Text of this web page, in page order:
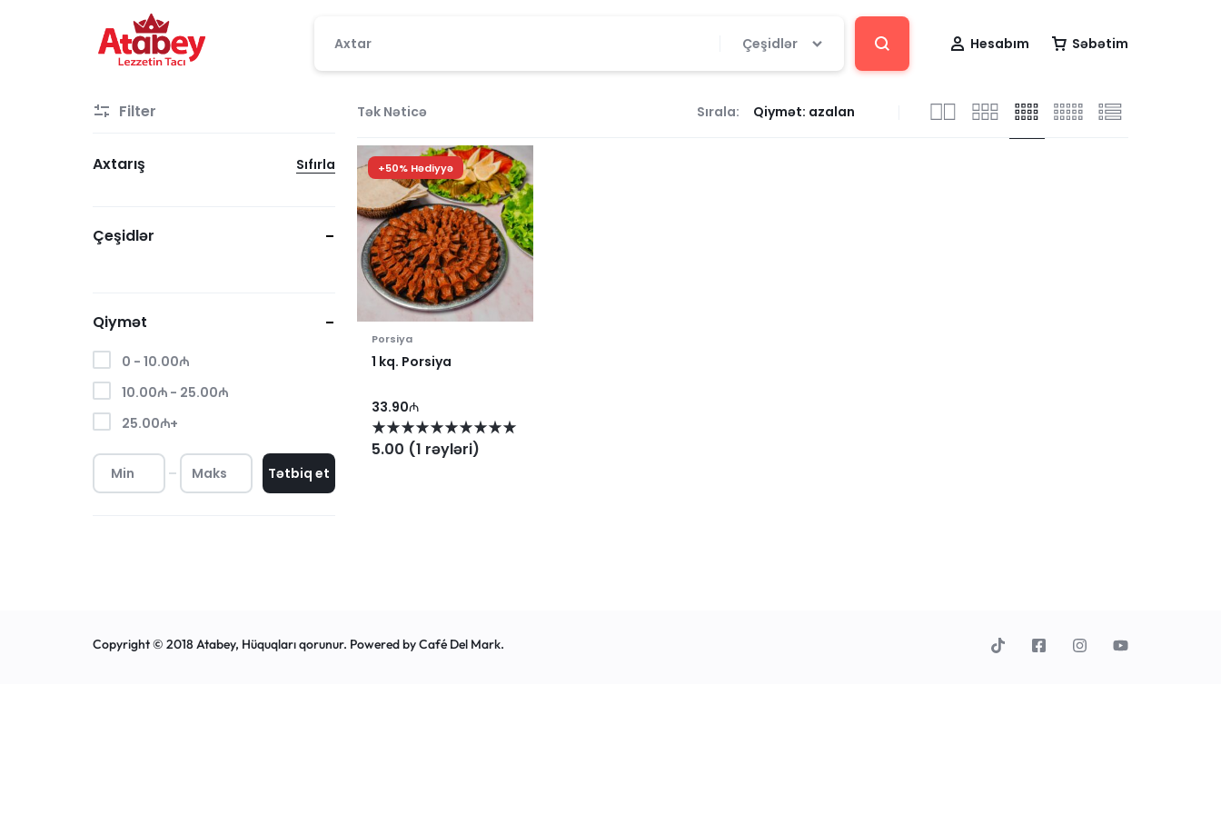
ATABEY
LEZZETIN
Çeşidlər Hesabım Səbətim
Tək Nəticə Sırala:
+50% Hədiyyə
Porsiya
1 kq. Porsiya
33.90₼
5.00 (1 rəyləri)
Filter
Axtarış Sıfırla
Çeşidlər
Qiymət
0 - 10.00₼
10.00₼ - 25.00₼
25.00₼+
Tətbiq et
Copyright © 2018 Atabey, Hüquqları qorunur. Powered byCafé Del Mark.